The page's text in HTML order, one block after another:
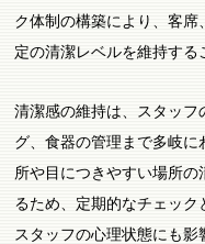
ク体制の構築により、客
定の清潔レベルを維持する
清潔感の維持は、スタッ
グ、食器の管理まで多岐
所や目につきやすい場所の
るため、定期的なチェッ
スタッフの心理状態にも